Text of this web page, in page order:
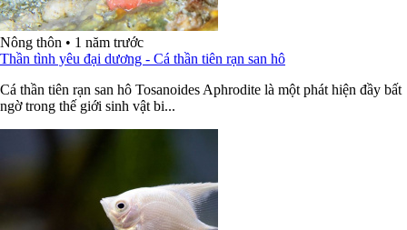
Nông thôn • 1 năm trước
Thần tình yêu đại dương - Cá thần tiên rạn san hô
Cá thần tiên rạn san hô Tosanoides Aphrodite là một phát hiện đầy bất
ngờ trong thế giới sinh vật bi...